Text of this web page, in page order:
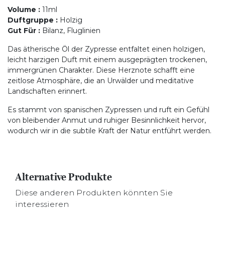
Volume : 11ml
Duftgruppe : Holzig
Gut Für : Bilanz, Fluglinien
Das ätherische Öl der Zypresse entfaltet einen holzigen,
leicht harzigen Duft mit einem ausgeprägten trockenen,
immergrünen Charakter. Diese Herznote schafft eine
zeitlose Atmosphäre, die an Urwälder und meditative
Landschaften erinnert.
Es stammt von spanischen Zypressen und ruft ein Gefühl
von bleibender Anmut und ruhiger Besinnlichkeit hervor,
wodurch wir in die subtile Kraft der Natur entführt werden.
Alternative Produkte
Diese anderen Produkten könnten Sie
interessieren